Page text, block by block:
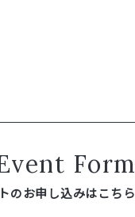
Form
のお申し込みはこちら